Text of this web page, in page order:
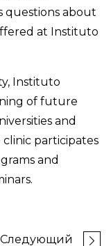
questions about
at Instituto
Instituto
of future
and
participates
and
Следующий